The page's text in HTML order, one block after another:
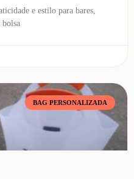
e estilo para bares,
bolsa
BAG PERSONALIZADA